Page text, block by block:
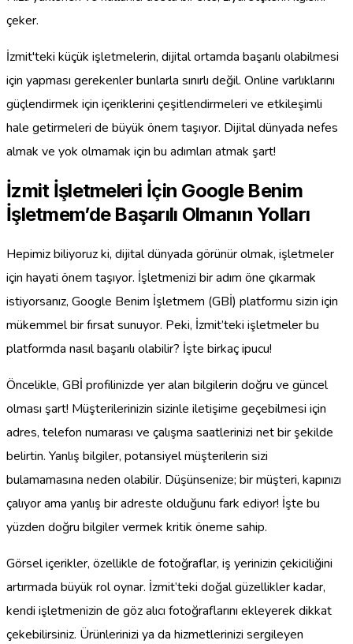
çeker.
İzmit'teki küçük işletmelerin, dijital ortamda başarılı olabilmesi
için yapması gerekenler bunlarla sınırlı değil. Online varlıklarını
güçlendirmek için içeriklerini çeşitlendirmeleri ve etkileşimli
hale getirmeleri de büyük önem taşıyor. Dijital dünyada nefes
almak ve yok olmamak için bu adımları atmak şart!
İzmit İşletmeleri İçin Google Benim
İşletmem’de Başarılı Olmanın Yolları
Hepimiz biliyoruz ki, dijital dünyada görünür olmak, işletmeler
için hayati önem taşıyor. İşletmenizi bir adım öne çıkarmak
istiyorsanız, Google Benim İşletmem (GBİ) platformu sizin için
mükemmel bir fırsat sunuyor. Peki, İzmit’teki işletmeler bu
platformda nasıl başarılı olabilir? İşte birkaç ipucu!
Öncelikle, GBİ profilinizde yer alan bilgilerin doğru ve güncel
olması şart! Müşterilerinizin sizinle iletişime geçebilmesi için
adres, telefon numarası ve çalışma saatlerinizi net bir şekilde
belirtin. Yanlış bilgiler, potansiyel müşterilerin sizi
bulamamasına neden olabilir. Düşünsenize; bir müşteri, kapınızı
çalıyor ama yanlış bir adreste olduğunu fark ediyor! İşte bu
yüzden doğru bilgiler vermek kritik öneme sahip.
Görsel içerikler, özellikle de fotoğraflar, iş yerinizin çekiciliğini
artırmada büyük rol oynar. İzmit’teki doğal güzellikler kadar,
kendi işletmenizin de göz alıcı fotoğraflarını ekleyerek dikkat
çekebilirsiniz. Ürünlerinizi ya da hizmetlerinizi sergileyen